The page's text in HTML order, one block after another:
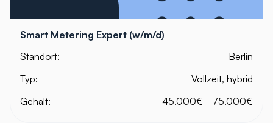
Smart Metering Expert (w/m/d)
Standort:
Berlin
Typ:
Vollzeit, hybrid
Gehalt:
45.000€ - 75.000€